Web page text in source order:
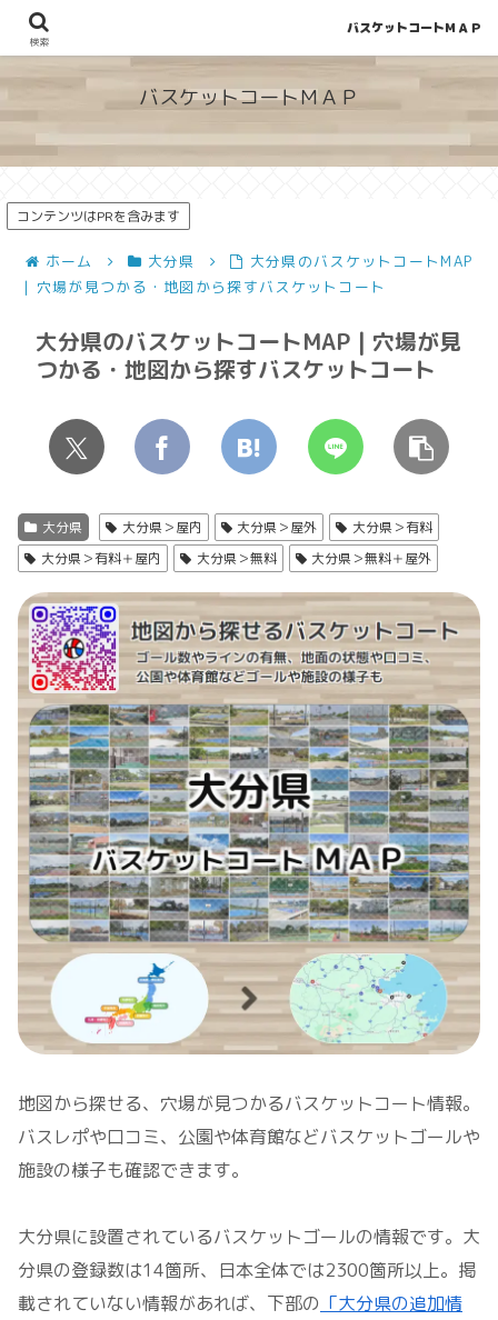
地図から探せる！穴場が見つかるバスケットコート情報
バスケットコートＭＡＰ
コンテンツはPRを含みます
ホーム 大分県
大分県のバスケットコートMAP
| 穴場が見つかる・地図から探すバスケットコート
大分県のバスケットコートMAP | 穴場が見
つかる・地図から探すバスケットコート
大分県 大分県＞屋内 大分県＞屋外
大分県＞有料
大分県＞有料＋屋内
大分県＞無料 大分県＞無料＋屋外
地図から探せる、穴場が見つかるバスケットコート情報。
バスレポや口コミ、公園や体育館などバスケットゴールや
施設の様子も確認できます。
大分県に設置されているバスケットゴールの情報です。大
分県の登録数は14箇所、日本全体では2300箇所以上。掲
載されていない情報があれば、下部の 「大分県の追加情
検索
バスケットコートＭＡＰ